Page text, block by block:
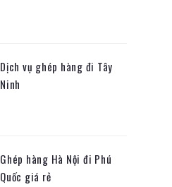
Dịch vụ ghép hàng đi Tây
Ninh
Ghép hàng Hà Nội đi Phú
Quốc giá rẻ